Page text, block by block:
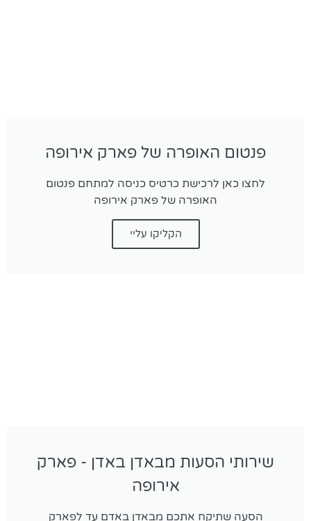
פנטום האופרה של פארק אירופה
לחצו כאן לרכישת כרטיס כניסה למתחם פנטום
האופרה של פארק אירופה
הקליקו עליי
שירותי הסעות מבאדן באדן - פארק
אירופה
הסעה שתיקח אתכם מבאדן באדם עד לפארק